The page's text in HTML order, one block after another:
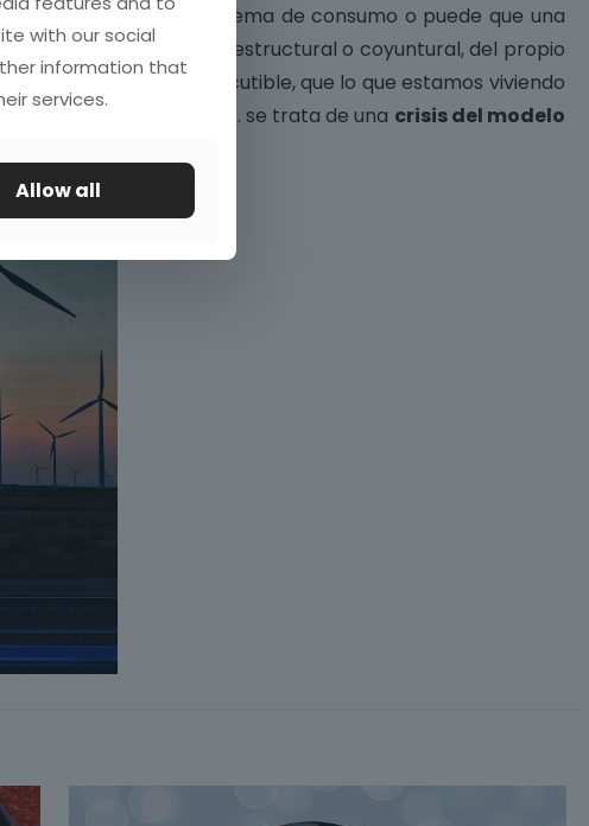
crisis en el propio sistema de consumo o puede que una
un colapso, ya sea estructural o coyuntural, del propio
la hipótesis, muy discutible, que lo que estamos viviendo
combustibles fósiles… se trata de una crisis del modelo
with our social
information that
services.
Allow all